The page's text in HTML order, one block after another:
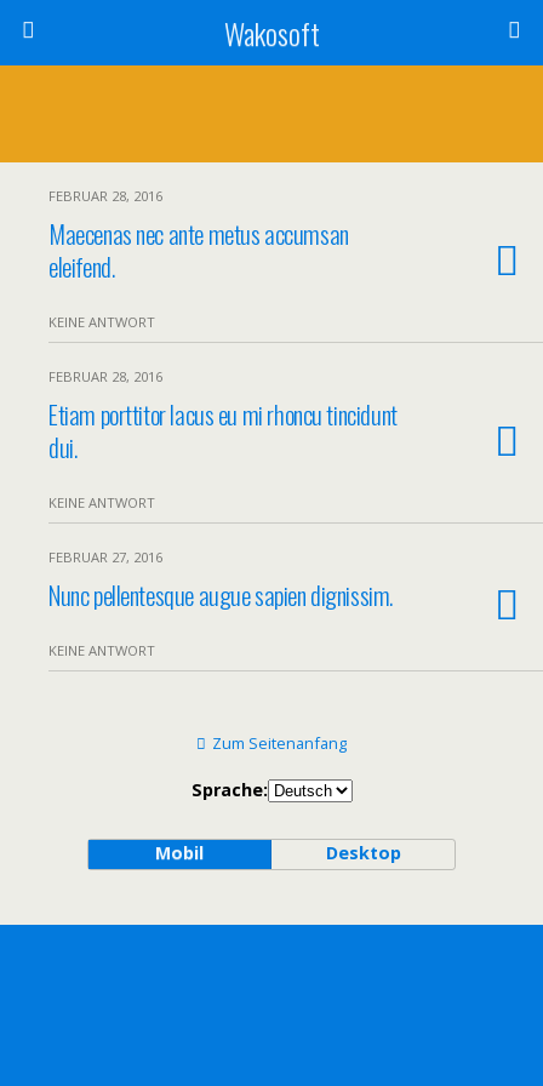
Wakosoft
FEBRUAR 28, 2016
Maecenas nec ante metus accumsan
eleifend.
KEINE ANTWORT
FEBRUAR 28, 2016
Etiam porttitor lacus eu mi rhoncu tincidunt
dui.
KEINE ANTWORT
FEBRUAR 27, 2016
Nunc pellentesque augue sapien dignissim.
KEINE ANTWORT
Zum Seitenanfang
Sprache:
Mobil Desktop